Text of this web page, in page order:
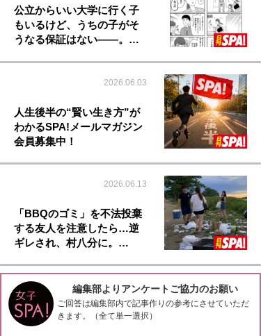
公立からいい大学に行く子
もいるけど、うちの子がそ
うなる保証はない――。…
2026.06.03
人生後半の“賢い生き方”が
わかるSPA!メールマガジン
会員募集中！
2026.06.13
「BBQのゴミ」を不法投棄
する友人を注意したら…逆
ギレされ、村八分に。…